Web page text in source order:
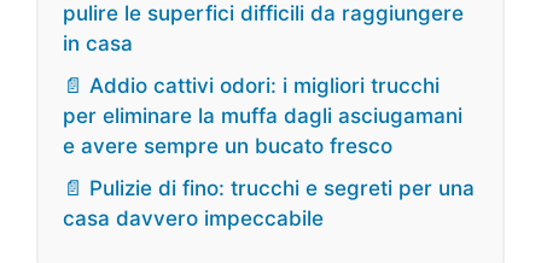
pulire le superfici difficili da raggiungere
in casa
📄 Addio cattivi odori: i migliori trucchi
per eliminare la muffa dagli asciugamani
e avere sempre un bucato fresco
📄 Pulizie di fino: trucchi e segreti per una
casa davvero impeccabile